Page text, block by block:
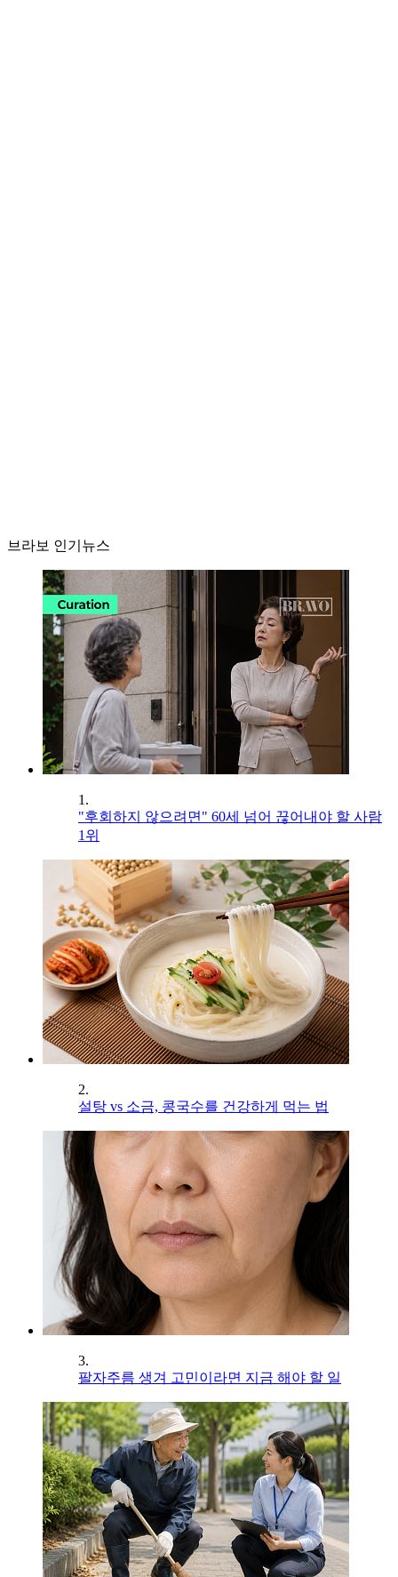
브라보 인기뉴스
1.
"후회하지 않으려면" 60세 넘어 끊어내야 할 사람
1위
2.
설탕 vs 소금, 콩국수를 건강하게 먹는 법
3.
팔자주름 생겨 고민이라면 지금 해야 할 일